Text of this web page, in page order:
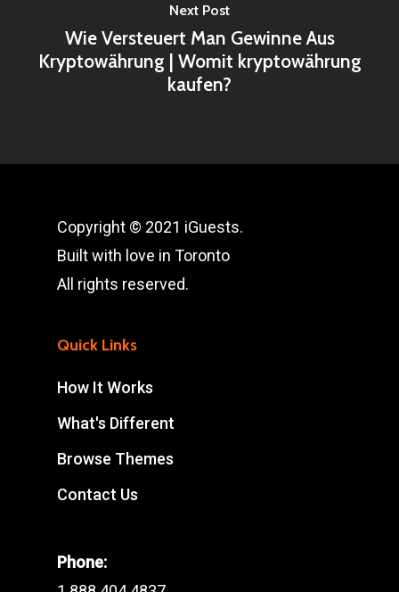
Next Post
Wie Versteuert Man Gewinne Aus
Kryptowährung | Womit kryptowährung
kaufen?
Copyright © 2021 iGuests.
Built with love in Toronto
All rights reserved.
Quick Links
How It Works
What's Different
Browse Themes
Contact Us
Phone: